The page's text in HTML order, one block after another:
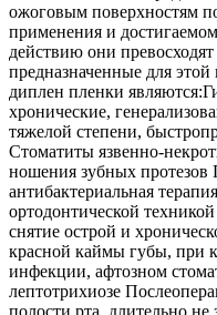
ожоговым поверхностям
применения и
действию они
предназначенные для
диплен пленки
хронические,
тяжелой степени,
Стоматиты язвенно-
ношения зубных протезов
антибактериальная
ортодонтической
снятие острой и
красной каймы губы, при
инфекции, афтозном
лептотрихиозе